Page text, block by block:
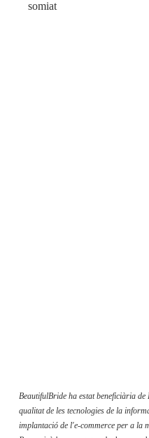
somiat
BeautifulBride ha estat beneficiària
qualitat de les tecnologies de la
implantació de l'e-commerce per a la